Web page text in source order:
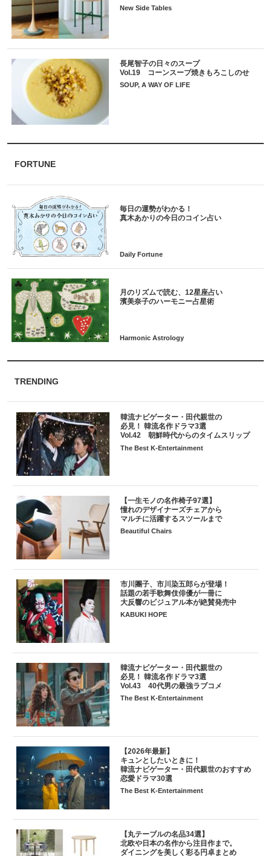
New Side Tables
長尾智子の日々のスープ
Vol.19 コーンスープ焼きもろこしのせ
SOUP, A WAY OF LIFE
FORTUNE
毎日の運勢がわかる！
月のリズムで読む、12星座占い
TRENDING
韓流ナビゲーター・田代親世の
必見！ 韓流名作ドラマ3選
Vol.42 朝鮮時代からのタイムスリップ
The Best K-Entertainment
【一生モノの名作椅子97選】
憧れのデザイナーズチェアから
マルチに活躍するスツールまで
Beautiful Chairs
市川團子、市川染五郎らが登場！
話題の若手歌舞伎俳優が一冊に
大反響のビジュアル本が絶賛発売中
KABUKI HOPE
韓流ナビゲーター・田代親世の
必見！ 韓流名作ドラマ3選
Vol.43 40代男の最強ラブコメ
The Best K-Entertainment
【2026年最新】
キュンとしたいときに！
韓流ナビゲーター・田代親世のおすすめ
恋愛ドラマ30選
The Best K-Entertainment
【丸テーブルの名品34選】
北欧や日本の名作から注目作まで。
ダイニングを美しく彩る円卓まとめ